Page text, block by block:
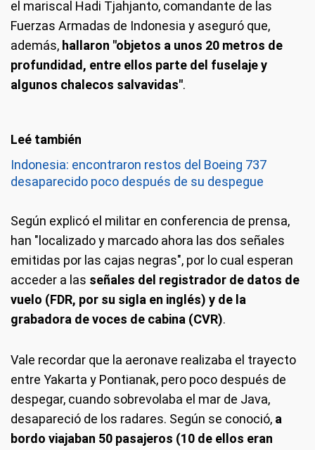
el mariscal Hadi Tjahjanto, comandante de las
Fuerzas Armadas de Indonesia y aseguró que,
además, hallaron "objetos a unos 20 metros de
profundidad, entre ellos parte del fuselaje y
algunos chalecos salvavidas".
Indonesia: encontraron restos del Boeing 737
desaparecido poco después de su despegue
Según explicó el militar en conferencia de prensa,
han "localizado y marcado ahora las dos señales
emitidas por las cajas negras", por lo cual esperan
acceder a las señales del registrador de datos de
vuelo (FDR, por su sigla en inglés) y de la
grabadora de voces de cabina (CVR).
Vale recordar que la aeronave realizaba el trayecto
entre Yakarta y Pontianak, pero poco después de
despegar, cuando sobrevolaba el mar de Java,
desapareció de los radares. Según se conoció, a
bordo viajaban 50 pasajeros (10 de ellos eran